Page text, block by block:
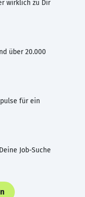
wirklich zu Dir
über 20.000
für ein
Job-Suche